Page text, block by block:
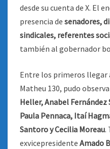
desde su cuenta de X. El
presencia de senadores,
sindicales, referentes
también al gobernador
Entre los primeros llegar
Matheu 130, pudo
Heller, Anabel Fernández
Paula Pennaca, Itaí
Santoro y Cecilia Moreau.
exvicepresidente Amado